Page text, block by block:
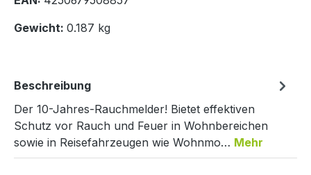
Gewicht: 0.187 kg
Beschreibung
Der 10-Jahres-Rauchmelder! Bietet effektiven
Schutz vor Rauch und Feuer in Wohnbereichen
sowie in Reisefahrzeugen wie Wohnmo… Mehr